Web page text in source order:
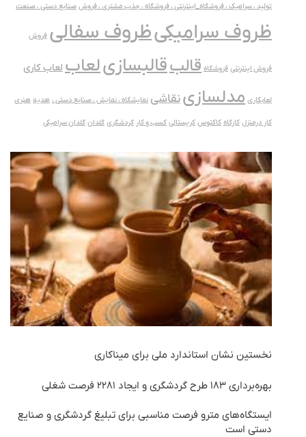
تولید ، سرامیک ، فروشگاه_اینترنتی ، فروشگاه ، جذب مشتری ، فروش صنایع دستی ، صنعت
ظروف سرامیکیظروف سفالی فروش
فروش اینترنتی فروشگاه قالبقالبسازیلعاب لعاب کاری
لعابکاری مدلسازینقاشی نمایشگاه ، نمایش ، صنایع دستی ، هدیه هنری
کار درمنزل کارگاه کاکتوس کریستالی کسب و کار گردشگری گلدان گلدان سرامیکی
نخستین نشان استاندارد ملی برای میناکاری
بهره‌برداری ١٨٣ طرح گردشگری و ایجاد ٢٢٨١ فرصت شغلی
ایستگاه‌های مترو فرصت مناسبی برای تبلیغ گردشگری و صنایع
دستی است